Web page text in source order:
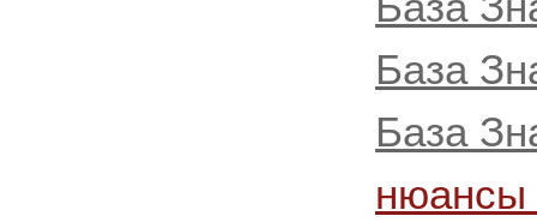
База
База
нюансы